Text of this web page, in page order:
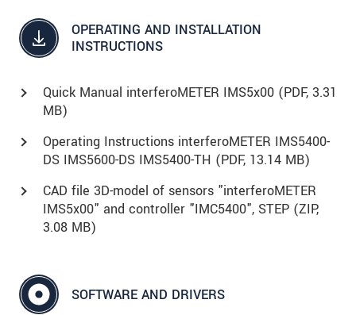
OPERATING AND INSTALLATION
INSTRUCTIONS
Quick Manual interferoMETER IMS5x00 (PDF, 3.31
MB)
Operating Instructions interferoMETER IMS5400-
DS IMS5600-DS IMS5400-TH (PDF, 13.14 MB)
CAD file 3D-model of sensors "interferoMETER
IMS5x00" and controller "IMC5400", STEP (ZIP,
3.08 MB)
SOFTWARE AND DRIVERS